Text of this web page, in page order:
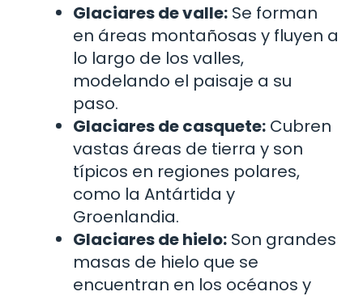
Glaciares de valle: Se forman
en áreas montañosas y fluyen a
lo largo de los valles,
modelando el paisaje a su
paso.
Glaciares de casquete: Cubren
vastas áreas de tierra y son
típicos en regiones polares,
como la Antártida y
Groenlandia.
Glaciares de hielo: Son grandes
masas de hielo que se
encuentran en los océanos y